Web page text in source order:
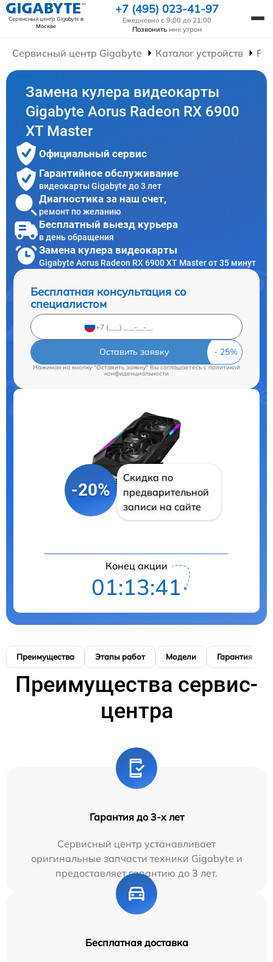
Сервисный центр Gigabyteв
Москве
+7 (495) 023-41-97
Ежедневно с 9:00 до 21:00
Позвонить мне утром
Сервисный центр Gigabyte Каталог устройств
Замена кулера видеокарты
Gigabyte Aorus Radeon RX 6900
XT Master
Официальный сервис
Гарантийное обслуживание
видеокарты Gigabyte до 3 лет
Диагностика за наш счет,
ремонт по желанию
Бесплатный выезд курьера
в день обращения
Замена кулера видеокарты
Gigabyte Aorus Radeon RX 6900 XT Master от 35 минут
Бесплатная консультация со
специалистом
Оставить заявку
Нажимая на кнопку "Оставить заявку" Вы соглашаетесь cполитикой
конфиденциальности
-20%
Скидка по
предварительной
записи на сайте
Конец акции
01:13:41
Преимущества Этапы работ Модели Гарантия
Преимущества сервис-
центра
Гарантия до 3-х лет
Сервисный центр устанавливает
оригинальные запчасти техники Gigabyte и
предоставляет гарантию до 3 лет.
Бесплатная доставка